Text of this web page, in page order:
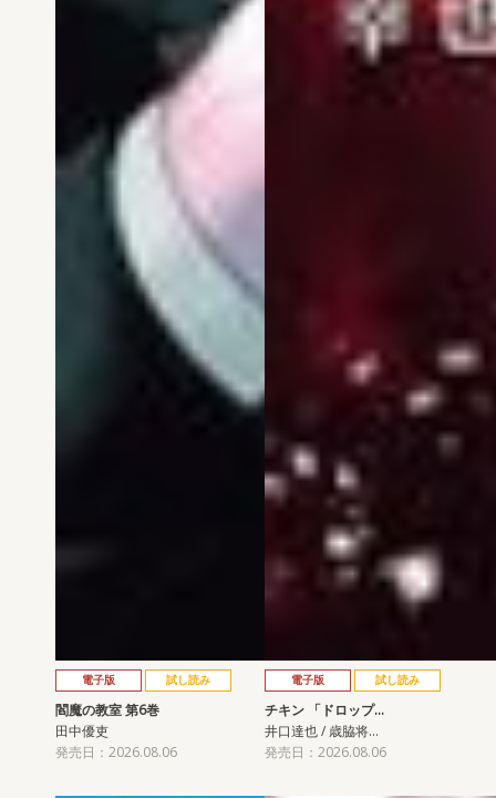
電子版 試し読み
閻魔の教室 第6巻
田中優吏
発売日：2026.08.06
電子版 試し読み
チキン 「ドロップ…
井口達也 / 歳脇将…
発売日：2026.08.06